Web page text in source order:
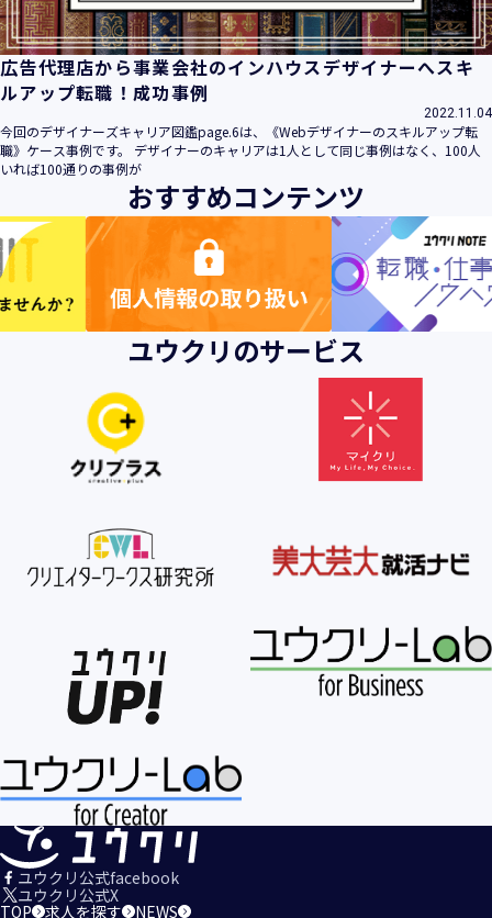
【個人情報の取得・収集について】
当社は、以下の方法により、個人情報を取得させていただき
ます。
当社サービスにおいて、自ら入力された個人情報を、当社は
取得・収集させていただきます。
・電子メール、郵便、書面、電話等の手段により取得・収集
させていただく方法
当社に対し、電子メール、郵便、書面、電話等の手段によっ
て、ご提供いただいた個人情報を、当社は取得・収集させて
いただきます。
・当社等へアクセスされた際に情報を収集させていただく方
す。これらの情報には、利用されるURL、ブラウザや携帯電
話の種類、IPアドレスなどの情報を含みます。
【個人情報の利用目的の公表】
当社は、個人情報を次の利用目的の範囲内で利用すること
第１項及びJISQ15001:2017の附属書A.3.4.2.4に基づき公表し
＜個人情報の利用目的＞
１．当社のサービスを提供するため
２．当社のサービスを安心・安全にご利用いただける環境整
備のため
３．当社のサービスの運営・管理のため
４．当社のサービスに関するご案内、お問い合せ等への対応
５．当社、その他当社のサービスについての調査・データ集
積、改善、研究開発のため
６．当社がおすすめする商品・サービスなどのご案内を送
信・送付するため
７．当社とお客様の間での必要な連絡を行うため
８．当社のサービスに関する当社の規約、ポリシー等（以下
「規約等」といいます。）に違反する行為に対する対応のた
広告代理店から事業会社のインハウスデザイナーへスキ
ルアップ転職！成功事例
2022.11.04
今回のデザイナーズキャリア図鑑page.6は、《Webデザイナーのスキルアップ転
職》ケース事例です。 デザイナーのキャリアは1人として同じ事例はなく、100人
いれば100通りの事例が
おすすめコンテンツ
ユウクリのサービス
ユウクリ公式facebook
ユウクリ公式X
TOP 求人を探す NEWS